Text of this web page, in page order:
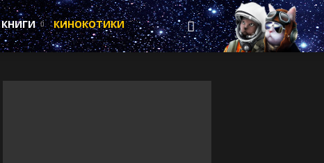
КНИГИ КИНОКОТИКИ